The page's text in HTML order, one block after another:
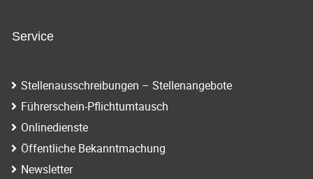
Service
Stellenausschreibungen – Stellenangebote
Führerschein-Pflichtumtausch
Onlinedienste
Öffentliche Bekanntmachung
Newsletter